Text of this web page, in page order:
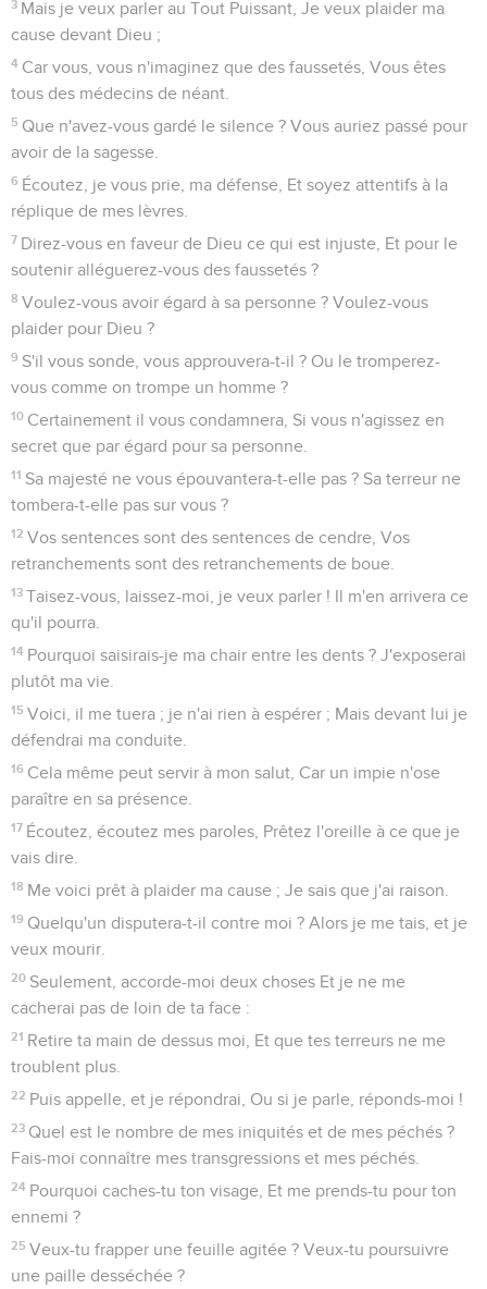
3 Mais je veux parler au Tout Puissant, Je veux plaider ma
cause devant Dieu ;
4 Car vous, vous n'imaginez que des faussetés, Vous êtes
tous des médecins de néant.
5 Que n'avez-vous gardé le silence ? Vous auriez passé pour
avoir de la sagesse.
6 Écoutez, je vous prie, ma défense, Et soyez attentifs à la
réplique de mes lèvres.
7 Direz-vous en faveur de Dieu ce qui est injuste, Et pour le
soutenir alléguerez-vous des faussetés ?
8 Voulez-vous avoir égard à sa personne ? Voulez-vous
plaider pour Dieu ?
9 S'il vous sonde, vous approuvera-t-il ? Ou le tromperez-
vous comme on trompe un homme ?
10 Certainement il vous condamnera, Si vous n'agissez en
secret que par égard pour sa personne.
11 Sa majesté ne vous épouvantera-t-elle pas ? Sa terreur ne
tombera-t-elle pas sur vous ?
12 Vos sentences sont des sentences de cendre, Vos
retranchements sont des retranchements de boue.
13 Taisez-vous, laissez-moi, je veux parler ! Il m'en arrivera ce
qu'il pourra.
14 Pourquoi saisirais-je ma chair entre les dents ? J'exposerai
plutôt ma vie.
15 Voici, il me tuera ; je n'ai rien à espérer ; Mais devant lui je
défendrai ma conduite.
16 Cela même peut servir à mon salut, Car un impie n'ose
paraître en sa présence.
17 Écoutez, écoutez mes paroles, Prêtez l'oreille à ce que je
vais dire.
18 Me voici prêt à plaider ma cause ; Je sais que j'ai raison.
19 Quelqu'un disputera-t-il contre moi ? Alors je me tais, et je
veux mourir.
20 Seulement, accorde-moi deux choses Et je ne me
cacherai pas de loin de ta face :
21 Retire ta main de dessus moi, Et que tes terreurs ne me
troublent plus.
22 Puis appelle, et je répondrai, Ou si je parle, réponds-moi !
23 Quel est le nombre de mes iniquités et de mes péchés ?
Fais-moi connaître mes transgressions et mes péchés.
24 Pourquoi caches-tu ton visage, Et me prends-tu pour ton
ennemi ?
25 Veux-tu frapper une feuille agitée ? Veux-tu poursuivre
une paille desséchée ?